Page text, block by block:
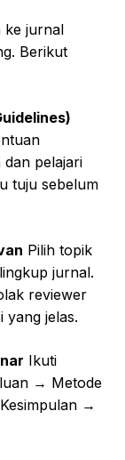
ke jurnal
Berikut
pelajari
tuju sebelum
Pilih topik
jurnal.
reviewer
yang jelas.
Ikuti
→ Metode
→